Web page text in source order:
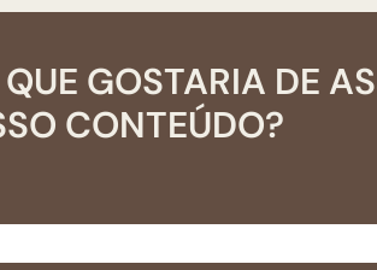
GOSTARIA DE
CONTEÚDO?